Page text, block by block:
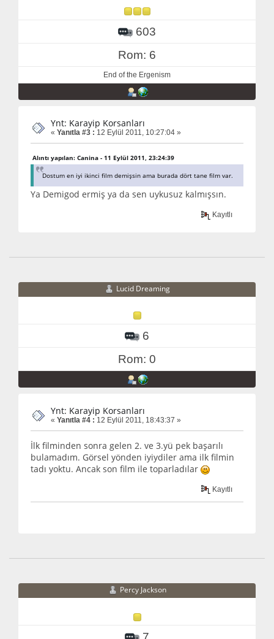
603
Rom: 6
End of the Ergenism
Ynt: Karayip Korsanları
« Yanıtla #3 : 12 Eylül 2011, 10:27:04 »
Alıntı yapılan: Canina - 11 Eylül 2011, 23:24:39
Dostum en iyi ikinci film demişsin ama burada dört tane film var.
Ya Demigod ermiş ya da sen uykusuz kalmışsın.
Kayıtlı
Lucid Dreaming
6
Rom: 0
Ynt: Karayip Korsanları
« Yanıtla #4 : 12 Eylül 2011, 18:43:37 »
İlk filminden sonra gelen 2. ve 3.yü pek başarılı
bulamadım. Görsel yönden iyiydiler ama ilk filmin
tadı yoktu. Ancak son film ile toparladılar
Kayıtlı
Percy Jackson